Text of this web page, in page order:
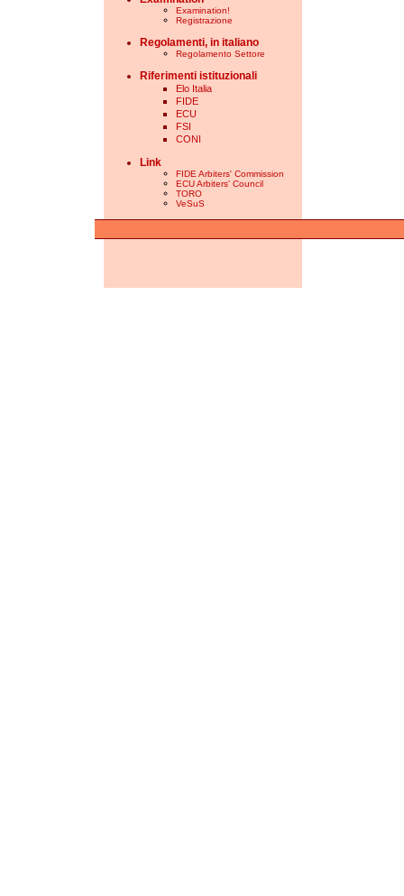
Examination!
Registrazione
Regolamenti, in italiano
Regolamento Settore
Riferimenti istituzionali
Elo Italia
FIDE
ECU
FSI
CONI
Link
FIDE Arbiters' Commission
ECU Arbiters' Council
TORO
VeSuS